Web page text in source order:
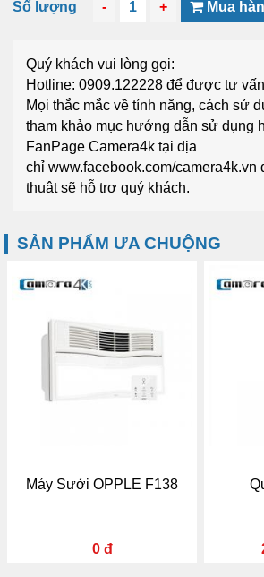
Số lượng - 1 + Mua
Quý khách vui lòng gọi:
Hotline: 0909.122228để được tư
Mọi thắc mắc về tính năng, cách sử
tham khảo mục hướng dẫn sử dụng
FanPageCamera4ktại địa
chỉwww.facebook.com/camera4k.vn
thuật sẽ hỗ trợ quý khách.
SẢN PHẨM ƯA CHUỘNG
Sưởi OPPLE F138 Quạt